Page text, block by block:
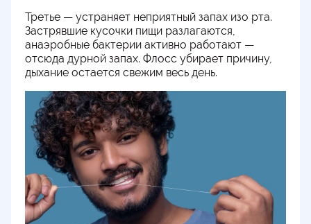
Третье — устраняет неприятный запах изо рта.
Застрявшие кусочки пищи разлагаются,
анаэробные бактерии активно работают —
отсюда дурной запах. Флосс убирает причину,
дыхание остается свежим весь день.